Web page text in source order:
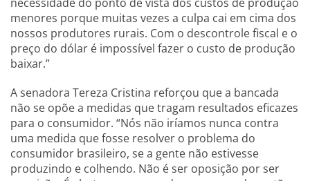
menores porque muitas vezes a culpa cai em cima dos
nossos produtores rurais. Com o descontrole fiscal e o
preço do dólar é impossível fazer o custo de produção
baixar.”
A senadora Tereza Cristina reforçou que a bancada
não se opõe a medidas que tragam resultados eficazes
para o consumidor. “Nós não iríamos nunca contra
uma medida que fosse resolver o problema do
consumidor brasileiro, se a gente não estivesse
produzindo e colhendo. Não é ser oposição por ser